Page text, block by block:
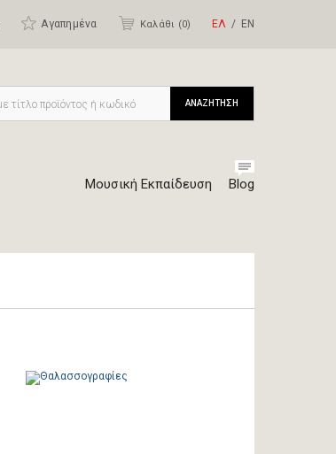
Αγαπημένα Καλάθι (0) ΕΛ ΕΝ
Μουσική Εκπαίδευση Blog
ΑΝΑΖΗΤΗΣΗ